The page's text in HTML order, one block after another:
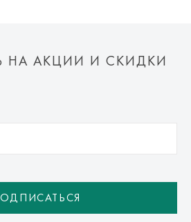
АКЦИИ И СКИДКИ